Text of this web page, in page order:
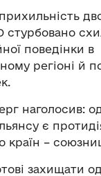
стурбовано
поведінки в
регіоні й
наголосив:
є
країн –
захищати